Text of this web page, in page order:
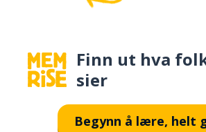
Finn ut hva
sier
Begynn å lære, helt